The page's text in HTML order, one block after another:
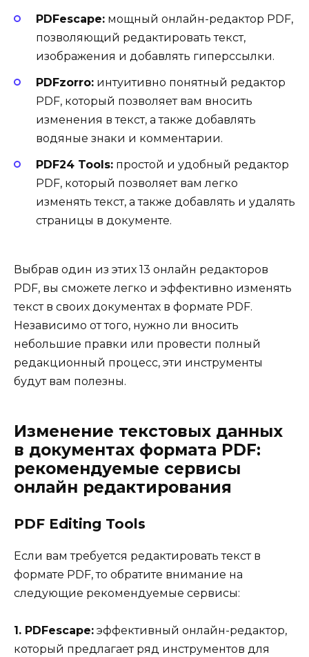
PDFescape: мощный онлайн-редактор PDF,
позволяющий редактировать текст,
изображения и добавлять гиперссылки.
PDFzorro: интуитивно понятный редактор
PDF, который позволяет вам вносить
изменения в текст, а также добавлять
водяные знаки и комментарии.
PDF24 Tools: простой и удобный редактор
PDF, который позволяет вам легко
изменять текст, а также добавлять и удалять
страницы в документе.
Выбрав один из этих 13 онлайн редакторов
PDF, вы сможете легко и эффективно изменять
текст в своих документах в формате PDF.
Независимо от того, нужно ли вносить
небольшие правки или провести полный
редакционный процесс, эти инструменты
будут вам полезны.
Изменение текстовых данных
в документах формата PDF:
рекомендуемые сервисы
онлайн редактирования
PDF Editing Tools
Если вам требуется редактировать текст в
формате PDF, то обратите внимание на
следующие рекомендуемые сервисы:
1. PDFescape: эффективный онлайн-редактор,
который предлагает ряд инструментов для